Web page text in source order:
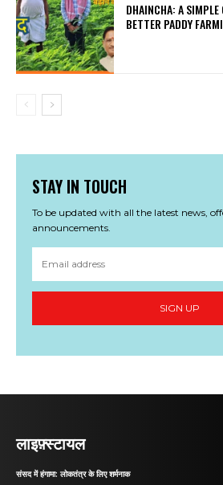
DHAINCHA: A SIMPLE
BETTER PADDY
STAY IN TOUCH
To be updated with all the latest news,
announcements.
SIGN UP
लाइफ़्स्टायल
संसद में हंगामा: लोकतंत्र के लिए शर्मनाक